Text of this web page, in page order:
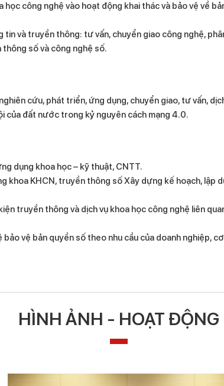
công nghệ vào hoạt động khai thác và bảo vệ về
tin và truyền thông: tư vấn, chuyển giao công nghệ,
số và công nghệ số.
cứu, phát triển, ứng dụng, chuyển giao, tư vấn,
của đất nước trong kỷ nguyên cách mạng 4.0.
dụng khoa học – kỹ thuật, CNTT.
KHCN, truyền thông số Xây dựng kế hoạch, lập
truyền thông và dịch vụ khoa học công nghệ liên
vệ bản quyền số theo nhu cầu của doanh nghiệp,
HÌNH ẢNH - HOẠT ĐỘNG